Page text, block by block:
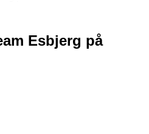
Esbjerg på